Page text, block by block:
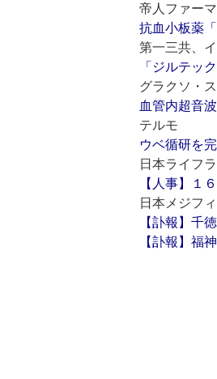
帝人ファーマ
抗血小板薬
第一三共、
「ジルテッ
グラクソ・
血管内超音
テルモ
ウベ循研を
日本ライフ
【人事】１
日本メジフ
【訃報】千
【訃報】福